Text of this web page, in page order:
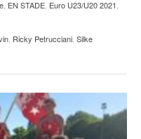
EN STADE Euro U23/U20 2021
Ricky Petrucciani Silke